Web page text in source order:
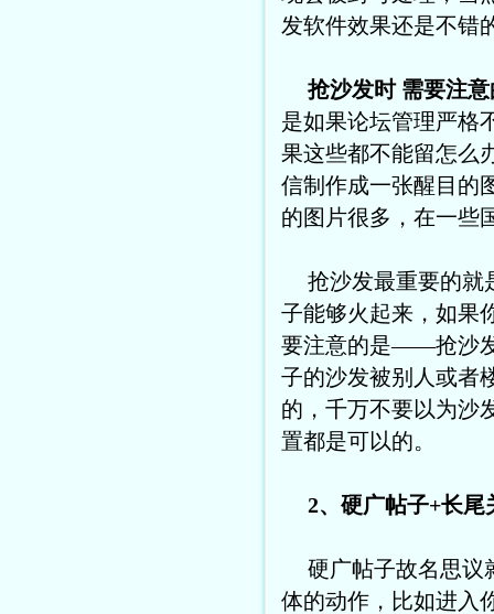
发软件效果还是不错
抢沙发时 需要注
是如果论坛管理严格
果这些都不能留怎么
信制作成一张醒目的
的图片很多，在一些
抢沙发最重要的就
子能够火起来，如果
要注意的是——抢沙
子的沙发被别人或者
的，千万不要以为沙
置都是可以的。
2、硬广帖子+长尾
硬广帖子故名思议
体的动作，比如进入